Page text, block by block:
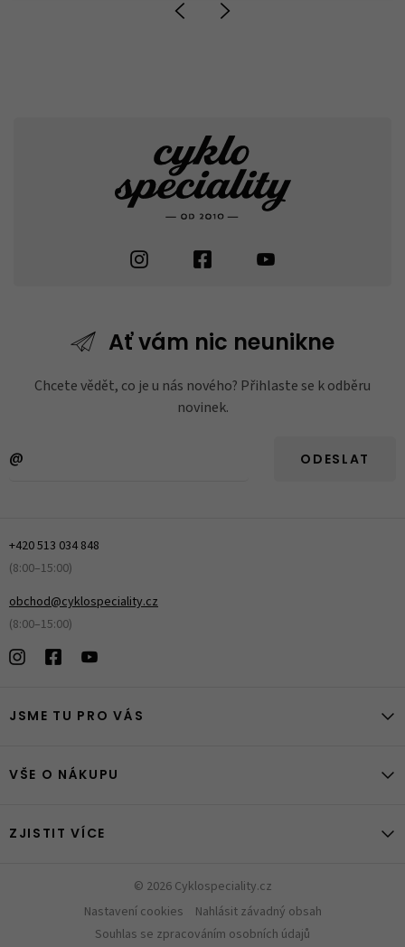
Ať vám nic neunikne
Chcete vědět, co je u nás nového? Přihlaste se k odběru
novinek.
ODESLAT
+420 513 034 848
(8:00–15:00)
obchod@cyklospeciality.cz
(8:00–15:00)
JSME TU PRO VÁS
VŠE O NÁKUPU
ZJISTIT VÍCE
© 2026 Cyklospeciality.cz
Nastavení cookies
Nahlásit závadný obsah
Souhlas se zpracováním osobních údajů